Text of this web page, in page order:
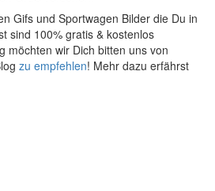
Gifs und Sportwagen Bilder die Du in
sind 100% gratis & kostenlos
möchten wir Dich bitten uns von
zu empfehlen! Mehr dazu erfährst